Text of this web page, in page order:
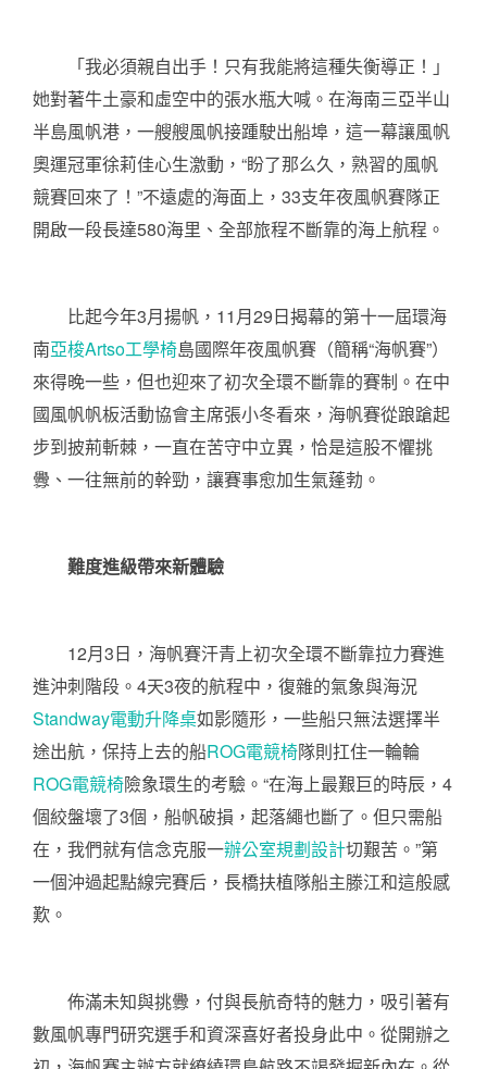
「我必須親自出手！只有我能將這種失衡導正！」
她對著牛土豪和虛空中的張水瓶大喊。在海南三亞半山
半島風帆港，一艘艘風帆接踵駛出船埠，這一幕讓風帆
奧運冠軍徐莉佳心生激動，“盼了那么久，熟習的風帆
競賽回來了！”不遠處的海面上，33支年夜風帆賽隊正
開啟一段長達580海里、全部旅程不斷靠的海上航程。
比起今年3月揚帆，11月29日揭幕的第十一屆環海
南亞梭Artso工學椅島國際年夜風帆賽（簡稱“海帆賽”）
來得晚一些，但也迎來了初次全環不斷靠的賽制。在中
國風帆帆板活動協會主席張小冬看來，海帆賽從踉蹌起
步到披荊斬棘，一直在苦守中立異，恰是這股不懼挑
釁、一往無前的幹勁，讓賽事愈加生氣蓬勃。
難度進級帶來新體驗
12月3日，海帆賽汗青上初次全環不斷靠拉力賽進
進沖刺階段。4天3夜的航程中，復雜的氣象與海況
Standway電動升降桌如影隨形，一些船只無法選擇半
途出航，保持上去的船ROG電競椅隊則扛住一輪輪
ROG電競椅險象環生的考驗。“在海上最艱巨的時辰，4
個絞盤壞了3個，船帆破損，起落繩也斷了。但只需船
在，我們就有信念克服一辦公室規劃設計切艱苦。”第
一個沖過起點線完賽后，長橋扶植隊船主滕江和這般感
歎。
佈滿未知與挑釁，付與長航奇特的魅力，吸引著有
數風帆專門研究選手和資深喜好者投身此中。從開辦之